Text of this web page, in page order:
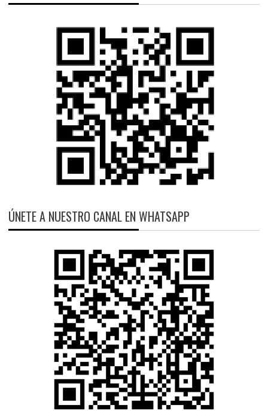
ÚNETE A NUESTRO CANAL EN WHATSAPP